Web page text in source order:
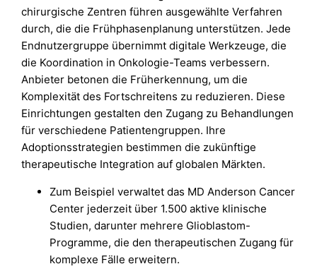
chirurgische Zentren führen ausgewählte Verfahren
durch, die die Frühphasenplanung unterstützen. Jede
Endnutzergruppe übernimmt digitale Werkzeuge, die
die Koordination in Onkologie-Teams verbessern.
Anbieter betonen die Früherkennung, um die
Komplexität des Fortschreitens zu reduzieren. Diese
Einrichtungen gestalten den Zugang zu Behandlungen
für verschiedene Patientengruppen. Ihre
Adoptionsstrategien bestimmen die zukünftige
therapeutische Integration auf globalen Märkten.
Zum Beispiel verwaltet das MD Anderson Cancer
Center jederzeit über 1.500 aktive klinische
Studien, darunter mehrere Glioblastom-
Programme, die den therapeutischen Zugang für
komplexe Fälle erweitern.